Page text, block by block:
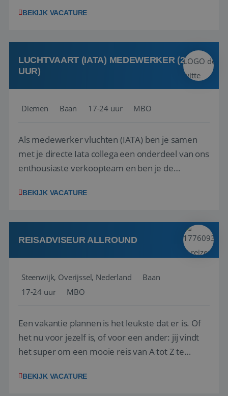
het samenstellen en boeken van de perfecte
deze onderdelen zijn nu samen gevoegd...
BEKIJK VACATURE
LUCHTVAART (IATA) MEDEWERKER (24-32
UUR)
Diemen Baan 17-24 uur MBO
Als medewerker vluchten (IATA) ben je samen
met je directe Iata collega een onderdeel van ons
enthousiaste verkoopteam en ben je de
en tarieven waar je collega’s niet uitkomen.
kwaliteitsbewaking van alles wat met IATA te m...
BEKIJK VACATURE
REISADVISEUR ALLROUND
Steenwijk, Overijssel, Nederland
Baan
17-24 uur
MBO
Een vakantie plannen is het leukste dat er is. Of
het nu voor jezelf is, of voor een ander: jij vindt
het super om een mooie reis van A tot Z te
vakantiegangers de meest prachtige plekjes op
BEKIJK VACATURE